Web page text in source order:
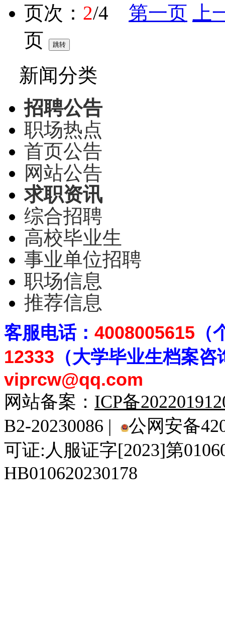
页次： 2/4 第一页
上
页
新闻分类
招聘公告
职场热点
首页公告
网站公告
求职资讯
综合招聘
高校毕业生
事业单位招聘
职场信息
推荐信息
客服电话： 4008005615
12333 （大学毕业生档案咨
viprcw@qq.com
网站备案： ICP备
B2-20230086 |
公网安备
可证:人服证字[2023]第
HB010620230178